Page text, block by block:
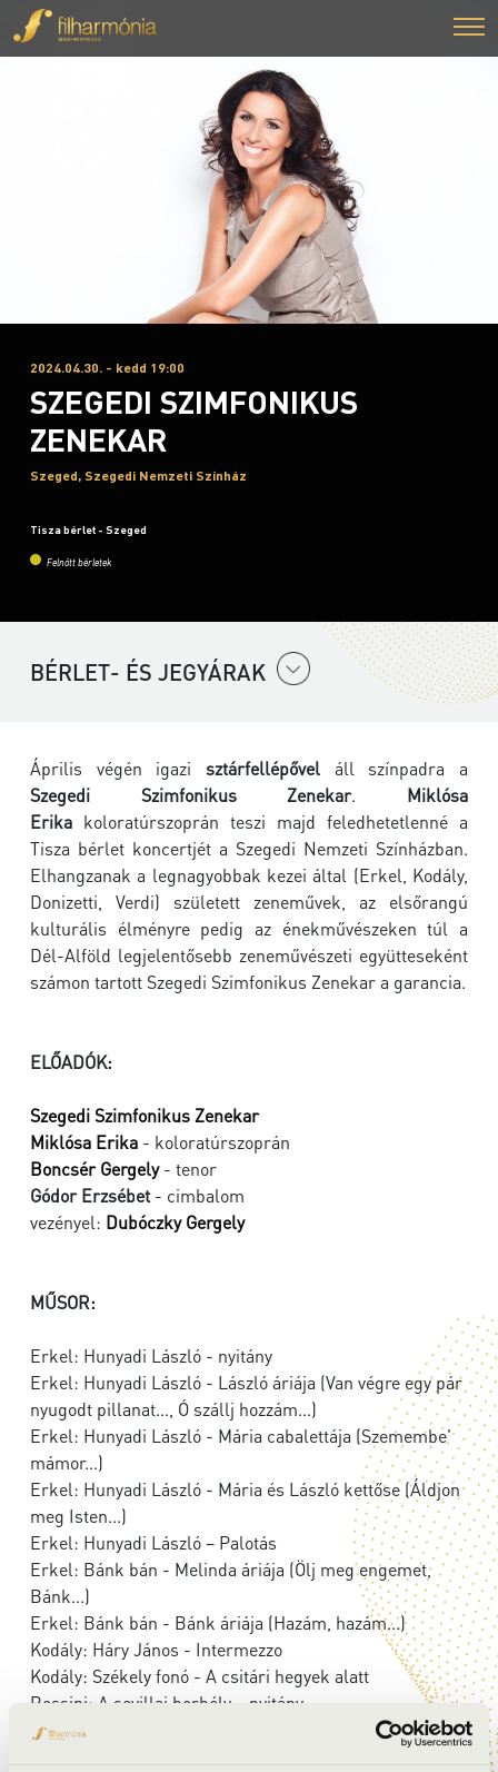
2024.04.30. - kedd 19:00
SZEGEDI SZIMFONIKUS
ZENEKAR
Szeged, Szegedi Nemzeti Színház
Tisza bérlet - Szeged
Felnőtt bérletek
BÉRLET- ÉS JEGYÁRAK
Április végén igazi sztárfellépővel áll színpadra a
Szegedi Szimfonikus Zenekar. Miklósa
Erika koloratúrszoprán teszi majd feledhetetlenné a
Tisza bérlet koncertjét a Szegedi Nemzeti Színházban.
Elhangzanak a legnagyobbak kezei által (Erkel, Kodály,
Donizetti, Verdi) született zeneművek, az elsőrangú
kulturális élményre pedig az énekművészeken túl a
Dél-Alföld legjelentősebb zeneművészeti együtteseként
számon tartott Szegedi Szimfonikus Zenekar a garancia.
ELŐADÓK:
Szegedi Szimfonikus Zenekar
Miklósa Erika - koloratúrszoprán
Boncsér Gergely- tenor
Gódor Erzsébet - cimbalom
vezényel: Dubóczky Gergely
MŰSOR:
Erkel: Hunyadi László - nyitány
Erkel: Hunyadi László - László áriája (Van végre egy pár
nyugodt pillanat..., Ó szállj hozzám...)
Erkel: Hunyadi László - Mária cabalettája (Szemembe'
mámor...)
Erkel: Hunyadi László - Mária és László kettőse (Áldjon
meg Isten...)
Erkel: Hunyadi László – Palotás
Erkel: Bánk bán - Melinda áriája (Ölj meg engemet,
Bánk...)
Erkel: Bánk bán - Bánk áriája (Hazám, hazám...)
Kodály: Háry János - Intermezzo
Kodály: Székely fonó - A csitári hegyek alatt
Rossini: A sevillai borbély – nyitány
Donizetti: Szerelmi bájital - Nemorino románca (Una